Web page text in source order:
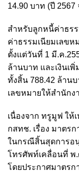
14.90 บาท (ปี
สำหรับลูกหนี้ค่าธร
ค่าธรรมเนียมเลข
ตั้งแต่วันที่ 1 มี.ค
ล้านบาท และเงินเ
ทั้งสิ้น 788.42 ล้าน
เลขหมายให้สำนักง
เนื่องจาก ทรูมูฟ ให้
กสทช. เรื่อง มาตร
ในกรณีสิ้นสุดการอ
โทรศัพท์เคลื่อนที่ พ.
โดยประกาศมาตร